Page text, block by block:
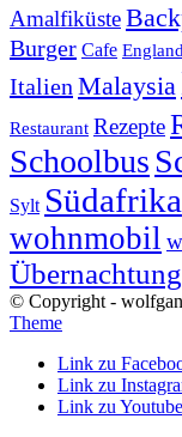
Amalfiküste
Burger Cafe England
Italien Malaysia
Restaurant Rezepte
Schoolbus
Sylt Südafrika
wohnmobil
Übernachtung
© Copyright -
Theme
Link zu
Link zu
Link zu Youtube